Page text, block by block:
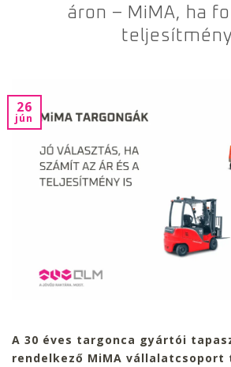
áron – MiMA, ha
teljesítmény
26
jún
A 30 éves targonca gyártói
rendelkező MiMA vállalatcsoport